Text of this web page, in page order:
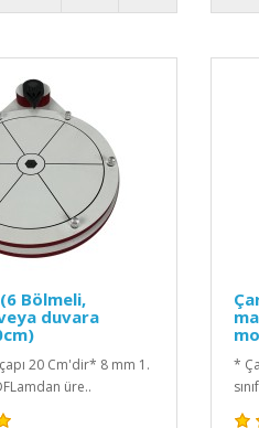
Bölmeli,
duvara
20 Cm'dir* 8 mm 1.
üre..
*